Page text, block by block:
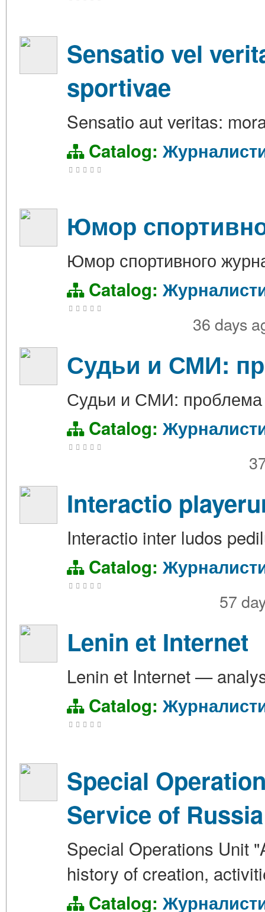
Sensatio vel
sportivae
Sensatio aut veritas:
Catalog:
Юмор
Юмор спортивного
Catalog:
36 days
Судьи и СМИ:
Судьи и СМИ: проблема
Catalog:
Interactio
Interactio inter ludos
Catalog:
57
Lenin et Internet
Lenin et Internet —
Catalog:
Special
Service of Russia
Special Operations Unit
history of creation,
Catalog: